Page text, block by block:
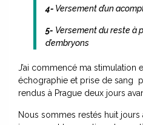
4- Versement d’un
5- Versement du reste à
d’embryons
J’ai commencé ma stimulation
échographie et prise de sang
rendus à Prague deux jours
Nous sommes restés huit